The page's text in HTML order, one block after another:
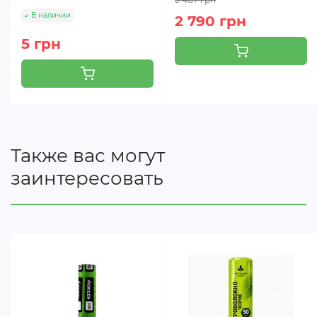
В наличии
5 грн
2 790 грн
Также вас могут
заинтересовать